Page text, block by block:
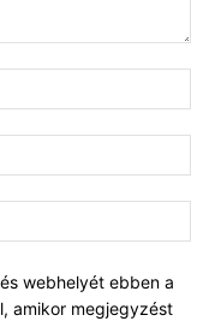
webhelyét ebben a
amikor megjegyzést